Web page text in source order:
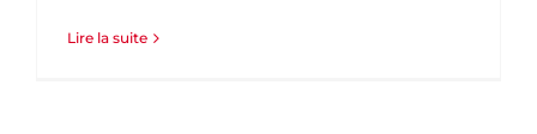
Lire la suite